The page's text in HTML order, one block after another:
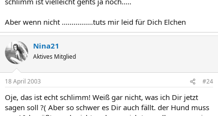
Aber wenn nicht ................tuts mir leid für Dich Elchen
Nina21
Aktives Mitglied
18 April 2003 #24
Oje, das ist echt schlimm! Weiß gar nicht, was ich Dir jetzt
sagen soll ?( Aber so schwer es Dir auch fällt. der Hund muss